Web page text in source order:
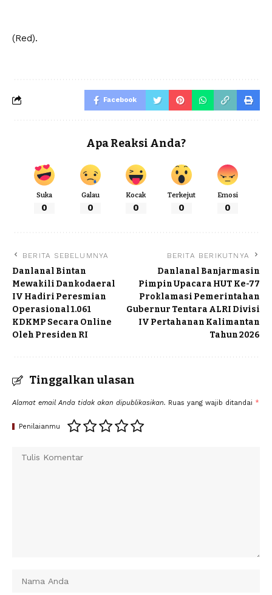
(Red).
Facebook
Apa Reaksi Anda?
Suka
0
Galau
0
Kocak
0
Terkejut
0
Emosi
0
BERITA SEBELUMNYA
Danlanal Bintan
Mewakili Dankodaeral
IV Hadiri Peresmian
Operasional 1.061
KDKMP Secara Online
Oleh Presiden RI
BERITA BERIKUTNYA
Danlanal Banjarmasin
Pimpin Upacara HUT Ke-77
Proklamasi Pemerintahan
Gubernur Tentara ALRI Divisi
IV Pertahanan Kalimantan
Tahun 2026
Tinggalkan ulasan
Alamat email Anda tidak akan dipublikasikan. Ruas yang wajib ditandai *
Penilaianmu